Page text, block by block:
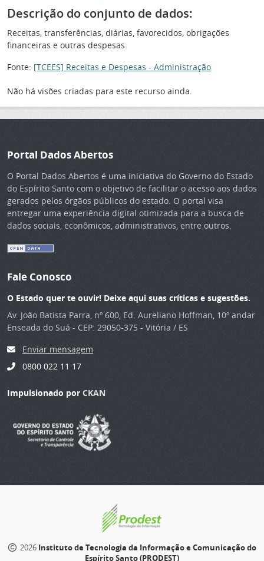
Descrição do conjunto de dados:
Receitas, transferências, diárias, favorecidos, obrigações
financeiras e outras despesas.
Fonte: [TCEES] Receitas e Despesas - Administração
Não há visões criadas para este recurso ainda.
Portal Dados Abertos
O Portal Dados Abertos é uma iniciativa do Governo do Estado
do Espírito Santo com o objetivo de facilitar o acesso aos dados
gerados pelos órgãos públicos do estado. O portal visa
entregar uma experiência digital otimizada para a busca de
dados sociais, econômicos, administrativos, entre outros.
Fale Conosco
O Estado quer te ouvir! Deixe aqui suas críticas e sugestões.
Av. João Batista Parra, nº 600, Ed. Aureliano Hoffman, 10º andar
Enseada do Suá - CEP: 29050-375 - Vitória / ES
Enviar mensagem
0800 022 11 17
Impulsionado por CKAN
2026 Instituto de Tecnologia da Informação e Comunicação do
Espírito Santo (PRODEST)